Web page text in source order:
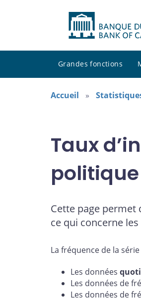
Grandes fonctions
Accueil
Taux
Cette page permet
ce qui concerne
La fréquence de la
Les données
Les données de
Les données de